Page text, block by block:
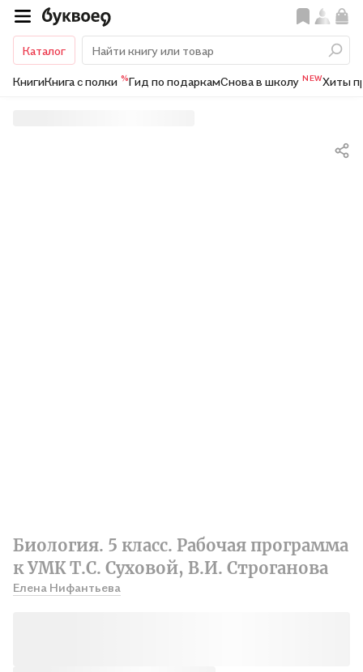
Каталог
КнигиКнига с полки %Гид по подаркамСнова в школу NEWХиты
Биология. 5 класс. Рабочая программа
к УМК Т.С. Суховой, В.И. Строганова
Елена Нифантьева